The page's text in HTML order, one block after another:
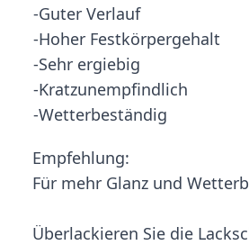
-Guter Verlauf
-Hoher Festkörpergehalt
-Sehr ergiebig
-Kratzunempfindlich
-Wetterbeständig
Empfehlung:
Für mehr Glanz und
Überlackieren Sie die